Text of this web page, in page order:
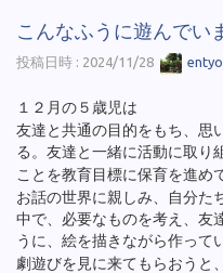
こんなふうに遊んでい
投稿日時 : 2024/11/28
１２月の５歳児は
友達と共通の目的をもち、思
る。友達と一緒に活動に取り
ことを教育目標に保育を進め
お話の世界に親しみ、自分た
中で、必要なものを考え、友
うに、絵を描きながら作って
劇遊びを見に来てもらおうと